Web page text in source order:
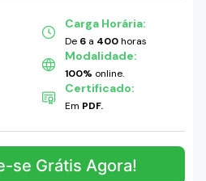
Carga Horária:
De 6 a 400horas
Modalidade:
100% online.
Certificado:
Em PDF.
se Grátis Agora!